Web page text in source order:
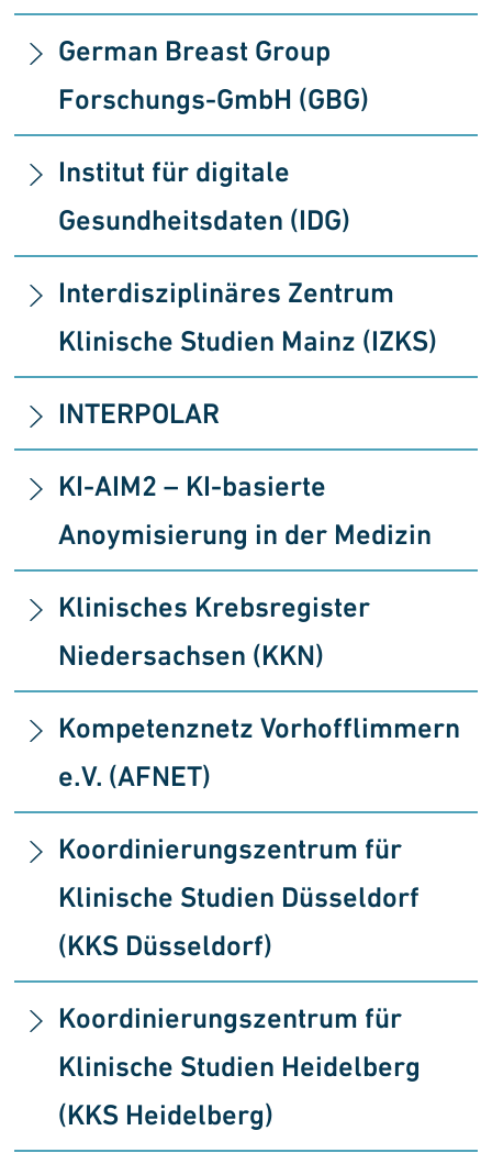
German Breast Group
Forschungs-GmbH (GBG)
Institut für digitale
Gesundheitsdaten (IDG)
Interdisziplinäres Zentrum
Klinische Studien Mainz (IZKS)
INTERPOLAR
KI-AIM2 – KI-basierte
Anoymisierung in der Medizin
Klinisches Krebsregister
Niedersachsen (KKN)
Kompetenznetz Vorhofflimmern
e.V. (AFNET)
Koordinierungszentrum für
Klinische Studien Düsseldorf
(KKS Düsseldorf)
Koordinierungszentrum für
Klinische Studien Heidelberg
(KKS Heidelberg)